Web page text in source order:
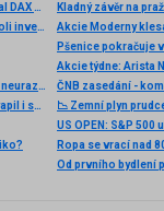
Analýza DAX, Nasdaq, EUR/USD: Zlepšený sentiment poslal DAX na nová maxima
Praktické okénko: Bitcoin aktuálně jako spekulativní, nikoli investiční aktivum
Akciová analýza: Výsledky McDonald’s nepotěšily, ale ani neurazily. Jakou vizi společnost prezentovala?
Akcie Microsoftu zlomily 26 let starý rekord. Důvod překvapil i samotné investory
Kladný závěr na
ČNB zasedání -
📉 Zemní plyn
Ropa se vrací nad